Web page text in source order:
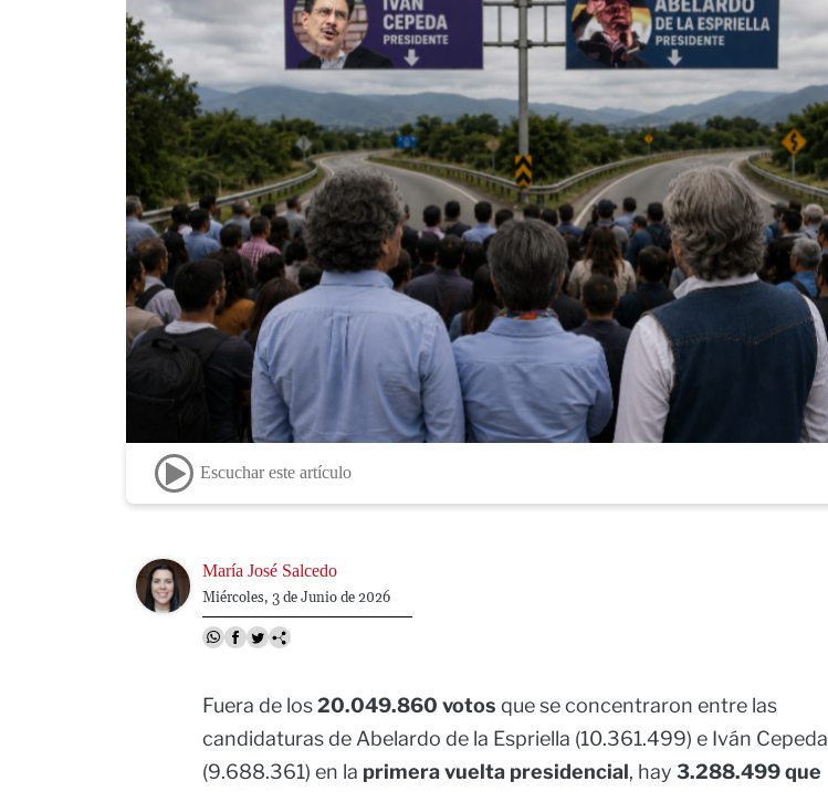
Escuchar este artículo
Image María José Salcedo
Miércoles, 3 de Junio de 2026
Fuera de los20.049.860 votos que se concentraron entre las
candidaturas de Abelardo de la Espriella (10.361.499) e Iván Cepeda
(9.688.361) en la primera vuelta presidencial, hay 3.288.499 que